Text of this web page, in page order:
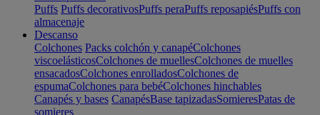
Puffs Puffs decorativosPuffs peraPuffs reposapiésPuffs con
almacenaje
Descanso
Colchones Packs colchón y canapéColchones
viscoelásticosColchones de muellesColchones de muelles
ensacadosColchones enrolladosColchones de
espumaColchones para bebéColchones hinchables
Canapés y bases CanapésBase tapizadasSomieresPatas de
somieres